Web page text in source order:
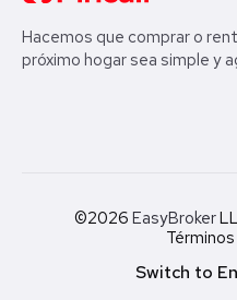
Hacemos que comprar o
próximo hogar sea simple y
©2026 EasyBroker
Switch to